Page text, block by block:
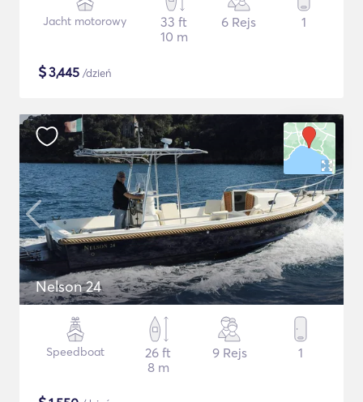
Jacht motorowy
33 ft
10 m
6 Rejs 1
$3,445 /dzień
Nelson 24
Speedboat
26 ft
8 m
9 Rejs 1